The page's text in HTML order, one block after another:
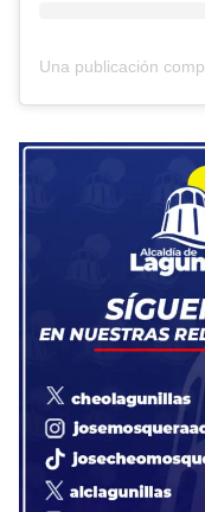
Una publicación